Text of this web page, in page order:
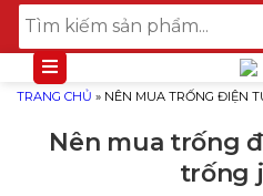
TRANG CHỦ » NÊN MUA TRỐNG ĐIỆN
Nên mua trống
trống